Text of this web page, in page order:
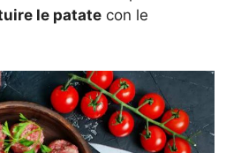
le patate con le